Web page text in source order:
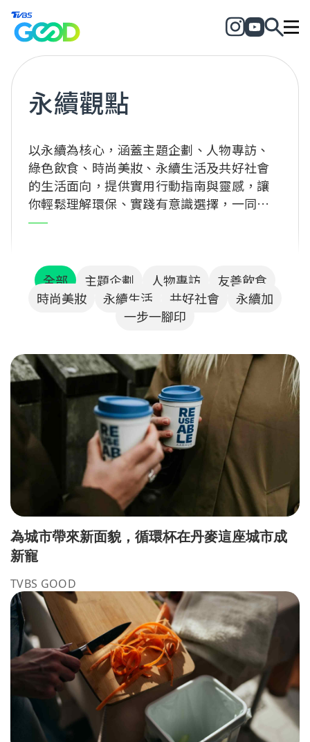
永續觀點
以永續為核心，涵蓋主題企劃、人物專訪、
綠色飲食、時尚美妝、永續生活及共好社會
的生活面向，提供實用行動指南與靈感，讓
你輕鬆理解環保、實踐有意識選擇，一同為
地球與社會創造正向改變！
全部 主題企劃 人物專訪
友善飲食
時尚美妝
永續生活 共好社會
永續加
一步一腳印
為城市帶來新面貌，循環杯在丹麥這座城市成
新寵
TVBS GOOD